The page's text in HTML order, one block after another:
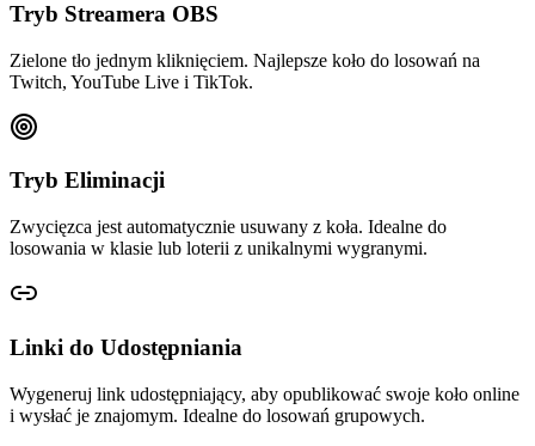
Tryb Streamera OBS
Zielone tło jednym kliknięciem. Najlepsze koło do losowań na
Twitch, YouTube Live i TikTok.
Tryb Eliminacji
Zwycięzca jest automatycznie usuwany z koła. Idealne do
losowania w klasie lub loterii z unikalnymi wygranymi.
Linki do Udostępniania
Wygeneruj link udostępniający, aby opublikować swoje koło online
i wysłać je znajomym. Idealne do losowań grupowych.